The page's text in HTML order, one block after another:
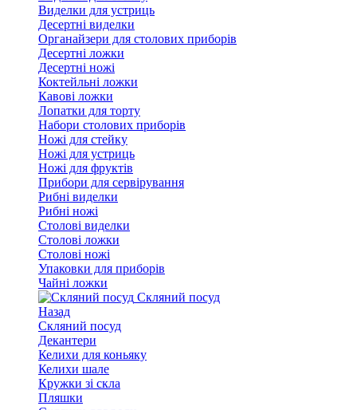
Виделки для устриць
Десертні виделки
Органайзери для столових приборів
Десертні ложки
Десертні ножі
Коктейльні ложки
Кавові ложки
Лопатки для торту
Набори столових приборів
Ножі для стейку
Ножі для устриць
Ножі для фруктів
Прибори для сервірування
Рибні виделки
Рибні ножі
Столові виделки
Столові ложки
Столові ножі
Упаковки для приборів
Чайні ложки
Скляний посуд
Назад
Скляний посуд
Декантери
Келихи для коньяку
Келихи шале
Кружки зі скла
Пляшки